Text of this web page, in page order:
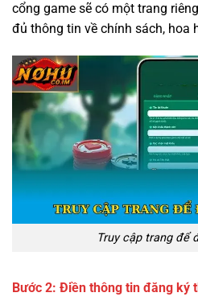
cổng game sẽ có một trang
đủ thông tin về chính sách, hoa
Truy cập trang để
Bước 2: Điền thông tin đăng ký